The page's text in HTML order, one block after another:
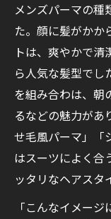
メンズパーマの種
た。顔に髪がかか
トは、爽やかで
ら人気な髪型でし
を組み合わは、朝
るなどの魅力があ
せ毛風パーマ」
はスーツによく合
ッタリなヘアスタ
「こんなイメー